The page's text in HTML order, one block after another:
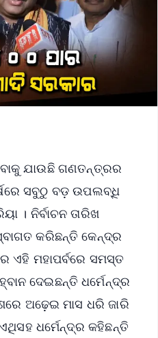
ଯାଉଛି ଗଣତନ୍ତ୍ରର
ସବୁଠୁ ବଡ଼ ଉପଲବ୍ଧି
। ନିର୍ବାଚନ ତାରିଖ
କରିଛନ୍ତି କେନ୍ଦ୍ର
ଏହି ମହାପର୍ବରେ ସମସ୍ତ
ଦେଇଛନ୍ତି ଧର୍ମେନ୍ଦ୍ର
ଅଢ଼େଇ ମାସ ଧରି ଜାରି
ଧର୍ମେନ୍ଦ୍ର କହିଛନ୍ତି